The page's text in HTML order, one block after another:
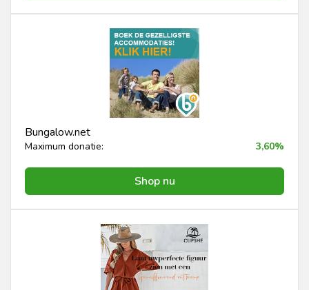
Bungalow.net
Maximum donatie: 3,60%
Shop nu